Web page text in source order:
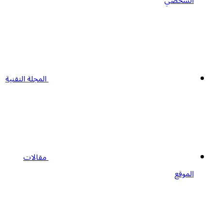
المجلة التقنية
مقالات
الموقع